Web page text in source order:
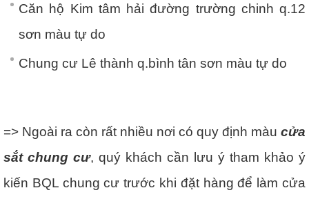
Căn hộ Kim tâm hải đường trường chinh q.12
sơn màu tự do
Chung cư Lê thành q.bình tân sơn màu tự do
=> Ngoài ra còn rất nhiều nơi có quy định màu cửa
sắt chung cư, quý khách cần lưu ý tham khảo ý
kiến BQL chung cư trước khi đặt hàng để làm cửa